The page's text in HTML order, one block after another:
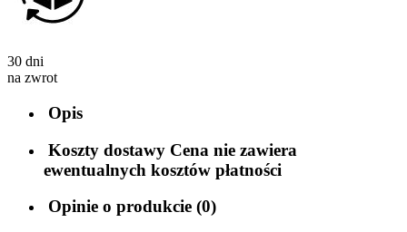
30 dni
na zwrot
Opis
Koszty dostawy Cena nie zawiera
ewentualnych kosztów płatności
Opinie o produkcie (0)